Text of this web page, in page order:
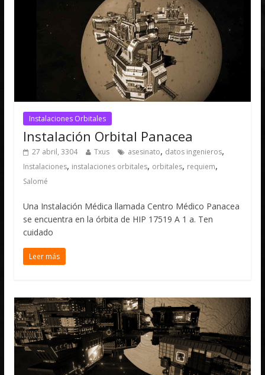
Instalaciones Orbitales
Instalación Orbital Panacea
27 abril, 3304 Txus asesinato, datos ingenieros,
Instalaciones, instalaciones orbitales, orbitales, requiem,
Salomé
Una Instalación Médica llamada Centro Médico Panacea
se encuentra en la órbita de HIP 17519 A 1 a. Ten
cuidado
Leer más